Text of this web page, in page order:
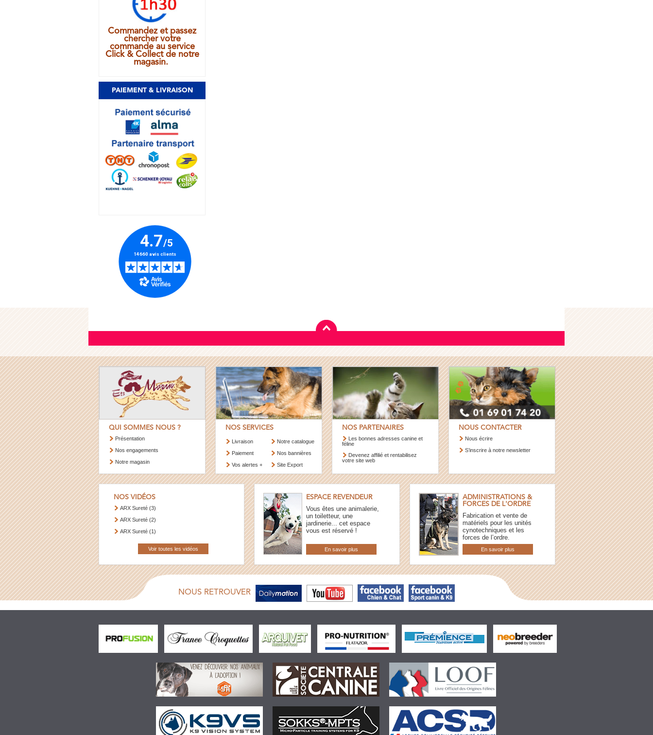
Commandez et passez
chercher votre
commande au service
Click & Collect de notre
magasin.
PAIEMENT & LIVRAISON
QUI SOMMES NOUS ?
Présentation
Nos engagements
Notre magasin
NOS SERVICES
Livraison
Paiement
Vos alertes +
Notre catalogue
Nos bannières
Site Export
NOS PARTENAIRES
Les bonnes adresses canine et
féline
Devenez affilié et rentabilisez
votre site web
NOUS CONTACTER
Nous écrire
S’inscrire à notre newsletter
NOS VIDÉOS
ARX Sureté (3)
ARX Sureté (2)
ARX Sureté (1)
Voir toutes les vidéos
ESPACE REVENDEUR
Vous êtes une animalerie,
un toiletteur, une
jardinerie... cet espace
vous est réservé !
En savoir plus
ADMINISTRATIONS &
FORCES DE L'ORDRE
Fabrication et vente de
matériels pour les unités
cynotechniques et les
forces de l’ordre.
En savoir plus
NOUS RETROUVER